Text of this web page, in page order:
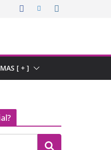
MAS [ + ]